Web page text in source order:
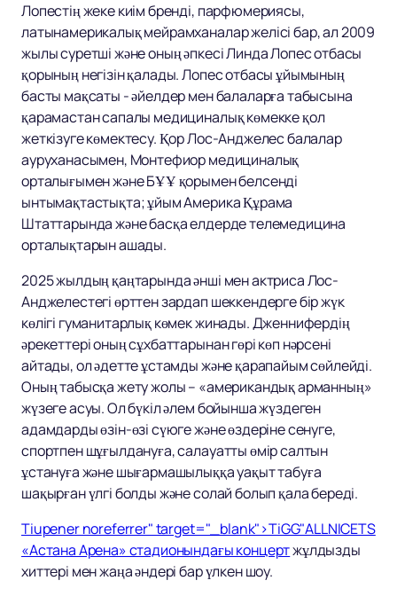
Лопестің жеке киім бренді, парфюмериясы,
латынамерикалық мейрамханалар желісі бар, ал 2009
жылы суретші және оның әпкесі Линда Лопес отбасы
қорының негізін қалады. Лопес отбасы ұйымының
басты мақсаты - әйелдер мен балаларға табысына
қарамастан сапалы медициналық көмекке қол
жеткізуге көмектесу. Қор Лос-Анджелес балалар
ауруханасымен, Монтефиор медициналық
орталығымен және БҰҰ қорымен белсенді
ынтымақтастықта; ұйым Америка Құрама
Штаттарында және басқа елдерде телемедицина
орталықтарын ашады.
2025 жылдың қаңтарында әнші мен актриса Лос-
Анджелестегі өрттен зардап шеккендерге бір жүк
көлігі гуманитарлық көмек жинады. Дженнифердің
әрекеттері оның сұхбаттарынан гөрі көп нәрсені
айтады, ол әдетте ұстамды және қарапайым сөйлейді.
Оның табысқа жету жолы – «американдық арманның»
жүзеге асуы. Ол бүкіл әлем бойынша жүздеген
адамдарды өзін-өзі сүюге және өздеріне сенуге,
спортпен шұғылдануға, салауатты өмір салтын
ұстануға және шығармашылыққа уақыт табуға
шақырған үлгі болды және солай болып қала береді.
Tiupener noreferrer" target="_blank">TiGG"ALLNICETS
«Астана Арена» стадионындағы концертжұлдызды
хиттері мен жаңа әндері бар үлкен шоу.